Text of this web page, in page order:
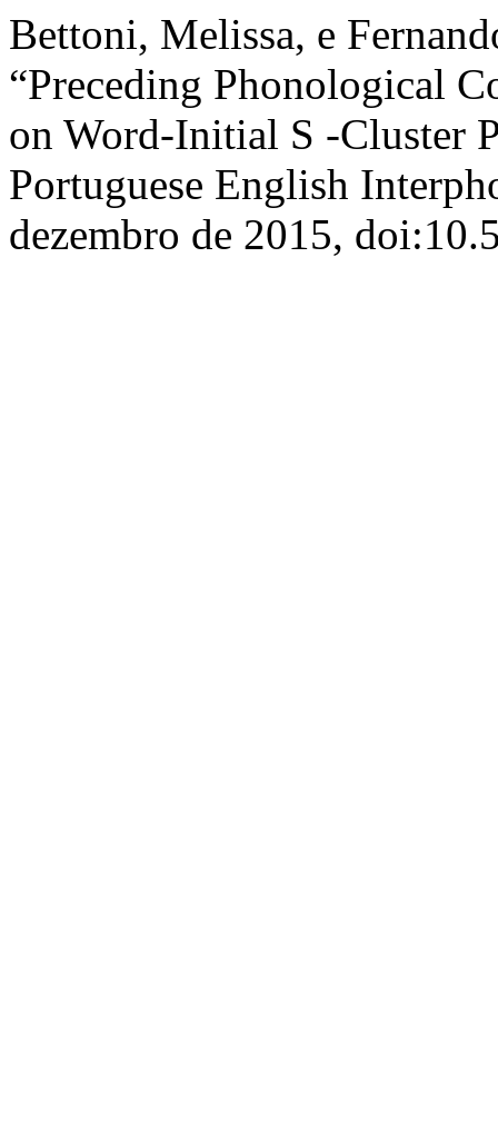
Bettoni, Melissa, e
“Preceding Phonological
on Word-Initial S -Cluster
Portuguese English
dezembro de 2015,